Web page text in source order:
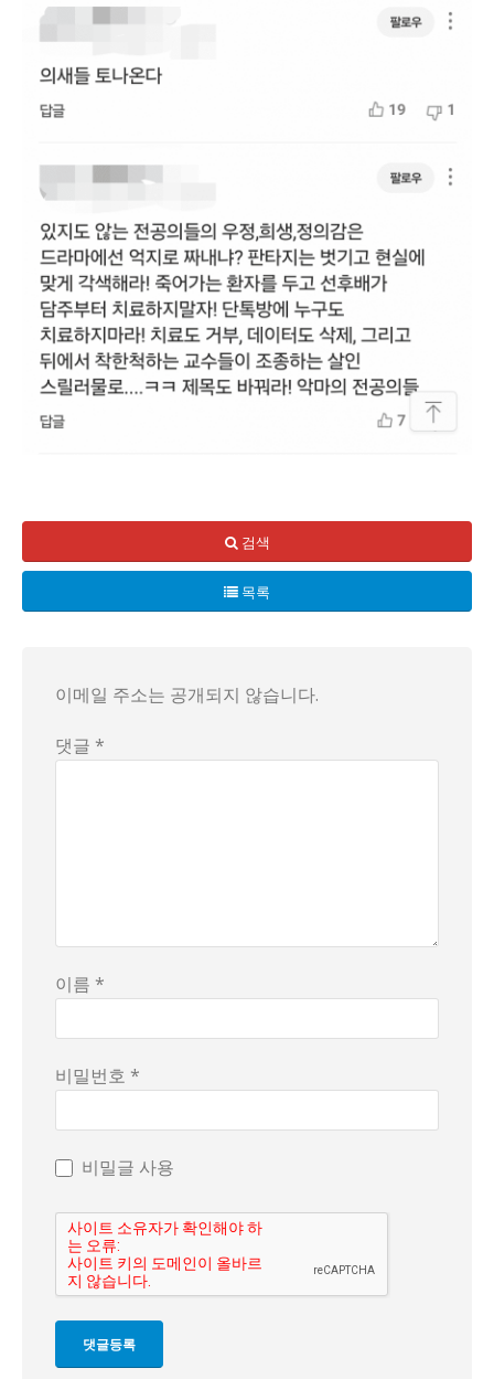
인기 드라마라며 광고도 난무하지만, 극 중 캐릭터들은 존
결국 이 드라마는 진짜 의사들이 놓치고 있는 인간미를 뺏
검색
목록
이메일 주소는 공개되지 않습니다.
댓글 *
이름 *
비밀번호 *
비밀글 사용